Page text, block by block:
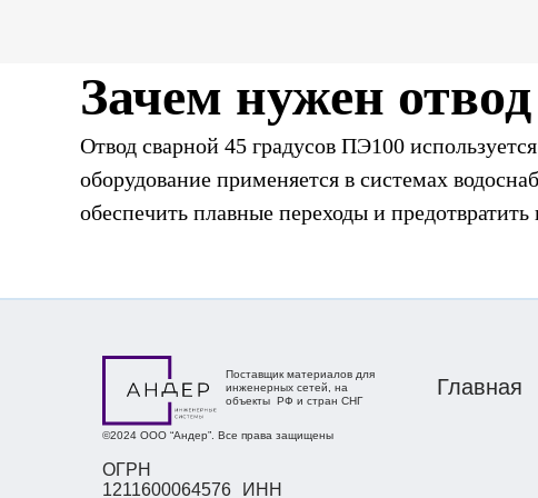
Зачем нужен
Отвод сварной 45 градусов ПЭ100
оборудование применяется в системах
обеспечить плавные переходы и
Преимущества
Прочность и долговечность — отводы
механические нагрузки;
Простота монтажа — сварной отвод 45
ОГРН
1211600064576 ИНН
©2024 ООО “Андер”. Все права защищены
Поставщик материалов для
инженерных сетей, на
объекты РФ и стран СНГ
Главная